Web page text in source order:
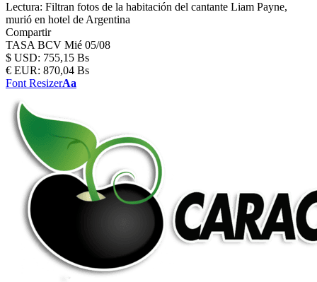
Lectura: Filtran fotos de la habitación del cantante Liam Payne,
murió en hotel de Argentina
Compartir
TASA BCV Mié 05/08
$ USD: 755,15 Bs
€ EUR: 870,04 Bs
Font ResizerAa